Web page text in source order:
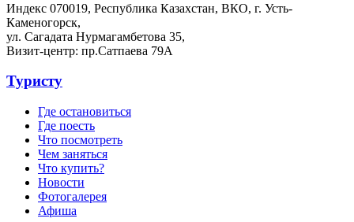
Индекс 070019, Республика Казахстан, ВКО, г. Усть-
Каменогорск,
ул. Сагадата Нурмагамбетова 35,
Визит-центр: пр.Сатпаева 79А
Туристу
Где остановиться
Где поесть
Что посмотреть
Чем заняться
Что купить?
Новости
Фотогалерея
Афиша